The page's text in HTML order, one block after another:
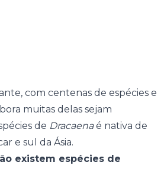
com centenas de espécies e
muitas delas sejam
de Dracaenaé nativa de
e sul da Ásia.
existem espécies de